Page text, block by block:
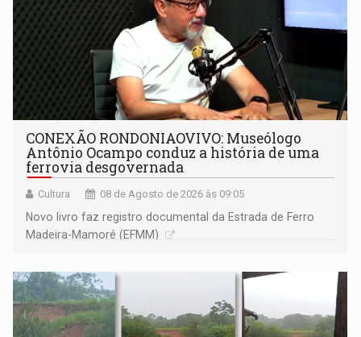
CONEXÃO RONDONIAOVIVO: Museólogo
Antônio Ocampo conduz a história de uma
ferrovia desgovernada
Cultura 08 de Agosto de 2026 às 09:05
Novo livro faz registro documental da Estrada de Ferro
Madeira-Mamoré (EFMM)